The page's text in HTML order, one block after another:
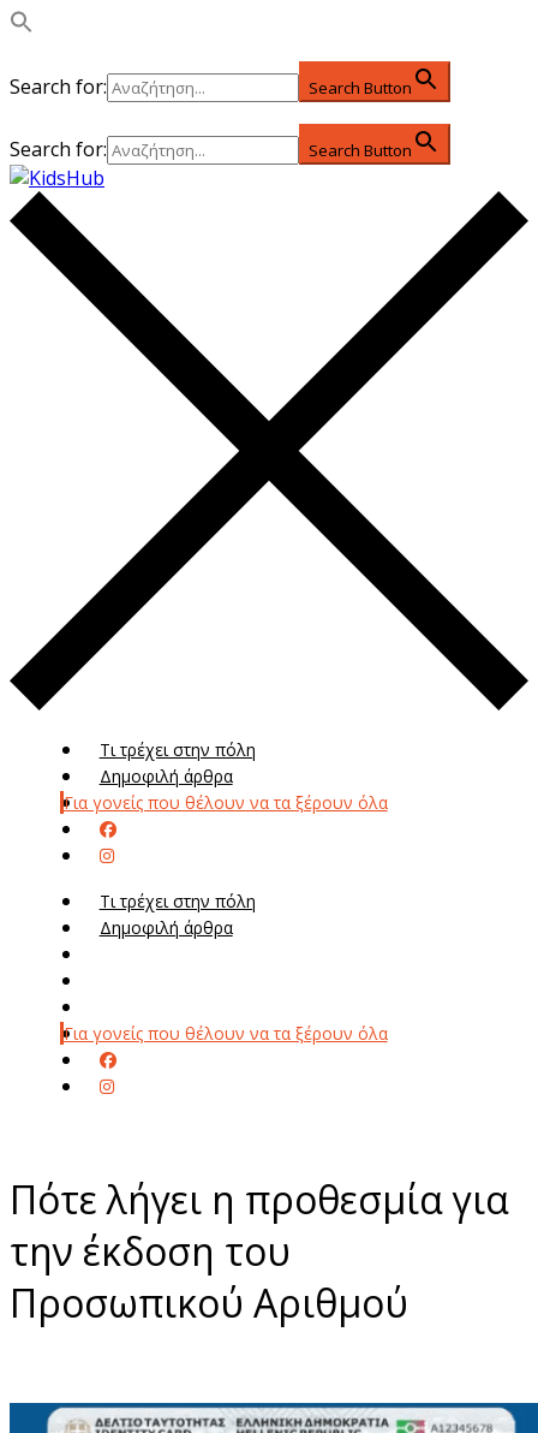
Search for: Search Button
Search for: Search Button
Τι τρέχει στην πόλη
Δημοφιλή άρθρα
Για γονείς που θέλουν να τα ξέρουν όλα
Τι τρέχει στην πόλη
Δημοφιλή άρθρα
Για γονείς που θέλουν να τα ξέρουν όλα
Πότε λήγει η προθεσμία για
την έκδοση του
Προσωπικού Αριθμού